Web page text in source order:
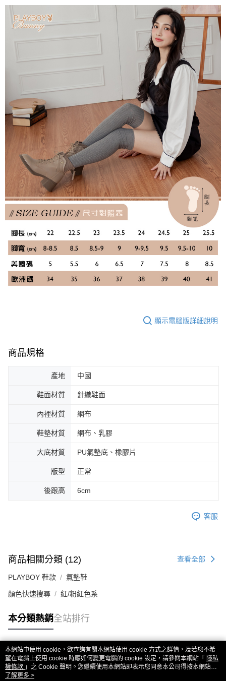
顯示電腦版詳細說明
商品規格
產地 中國
鞋面材質 針織鞋面
內裡材質 網布
鞋墊材質 網布、乳膠
大底材質 PU氣墊底、橡膠片
版型 正常
後跟高 6cm
客服
商品相關分類 (12) 查看全部
PLAYBOY 鞋款 氣墊鞋
顏色快速搜尋 紅/粉紅色系
本分類熱銷全站排行
熱門標籤
本網站中使用 cookie，欲查詢有關本網站使用 cookie 方式之詳情，及若您不希
望在電腦上使用 cookie 時應如何變更電腦的 cookie 設定，請參閱本網站「 隱私
權條款 」之 Cookie 聲明。您繼續使用本網站即表示您同意本公司得按本網站使
用條款之 Cookie 聲明使用 cookie。
了解更多 >